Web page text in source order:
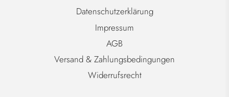
Datenschutzerklärung
Impressum
AGB
Versand & Zahlungsbedingungen
Widerrufsrecht